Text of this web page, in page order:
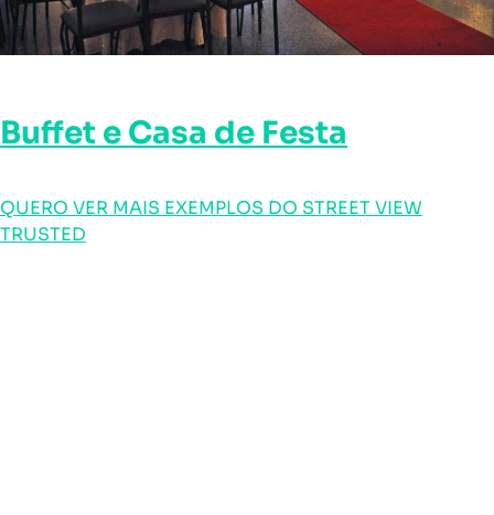
Buffet e Casa de Festa
QUERO VER MAIS EXEMPLOS DO STREET VIEW
TRUSTED